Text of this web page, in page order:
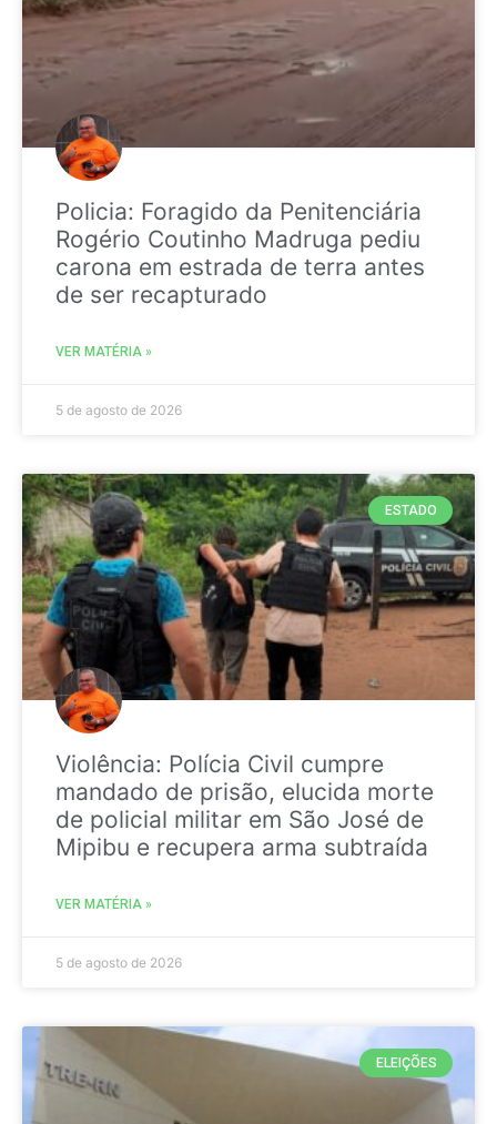
Policia: Foragido da Penitenciária
Rogério Coutinho Madruga pediu
carona em estrada de terra antes
de ser recapturado
VER MATÉRIA »
5 de agosto de 2026
ESTADO
Violência: Polícia Civil cumpre
mandado de prisão, elucida morte
de policial militar em São José de
Mipibu e recupera arma subtraída
VER MATÉRIA »
5 de agosto de 2026
ELEIÇÕES